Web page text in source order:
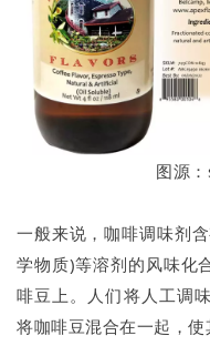
图源
一般来说，咖啡调味剂
学物质)等溶剂的风味化
啡豆上。人们将人工调
将咖啡豆混合在一起，使